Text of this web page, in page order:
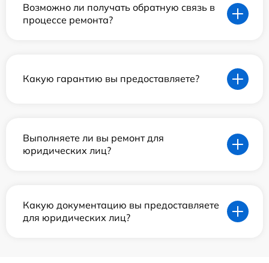
Возможно ли получать обратную связь в
процессе ремонта?
Какую гарантию вы предоставляете?
Выполняете ли вы ремонт для
юридических лиц?
Какую документацию вы предоставляете
для юридических лиц?